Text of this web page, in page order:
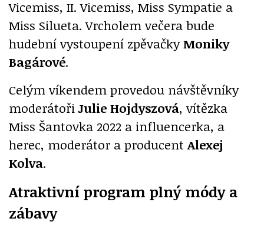
Vicemiss, II. Vicemiss, Miss Sympatie a
Miss Silueta. Vrcholem večera bude
hudební vystoupení zpěvačkyMoniky
Bagárové.
Celým víkendem provedou návštěvníky
moderátořiJulie Hojdyszová, vítězka
Miss Šantovka 2022 a influencerka, a
herec, moderátor a producent Alexej
Kolva.
Atraktivní program plný módy a
zábavy